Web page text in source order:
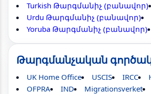
Turkish Թարգմանիչ (բանավոր)
Urdu Թարգմանիչ (բանավոր)
Yoruba Թարգմանիչ (բանավոր)
Թարգմանչական
UK Home Office USCIS IRCC
OFPRA
IND Migrationsverket